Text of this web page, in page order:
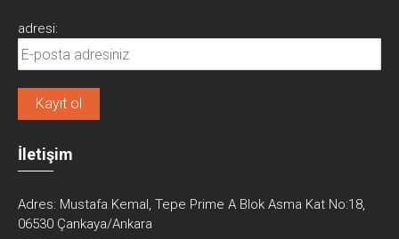
adresi:
İletişim
Adres: Mustafa Kemal, Tepe Prime A Blok Asma Kat No:18,
06530 Çankaya/Ankara